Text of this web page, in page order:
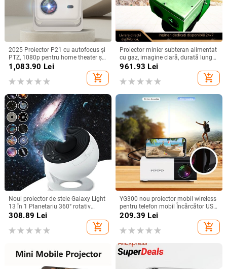
2025 Proiector P21 cu autofocus și
PTZ, 1080p pentru home theater și
birou
1,083.90 Lei
add_shopping_cart
Proiector minier subteran alimentat
cu gaz, imagine clară, durată lungă
a bateriei și construcție durabilă
961.93 Lei
add_shopping_cart
Noul proiector de stele Galaxy Light
13 în 1 Planetariu 360° rotativ
Aurora Lampă de noapte pentru
dormitor Cer înstelat Copii Cadou
pentru adulți
308.89 Lei
add_shopping_cart
YG300 nou proiector mobil wireless
pentru telefon mobil Încărcător USB
putere acasă dormitor portabil
home theater, utilizare în aer liber, în
interior
209.39 Lei
add_shopping_cart